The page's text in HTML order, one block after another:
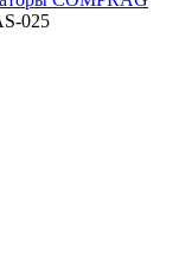
025